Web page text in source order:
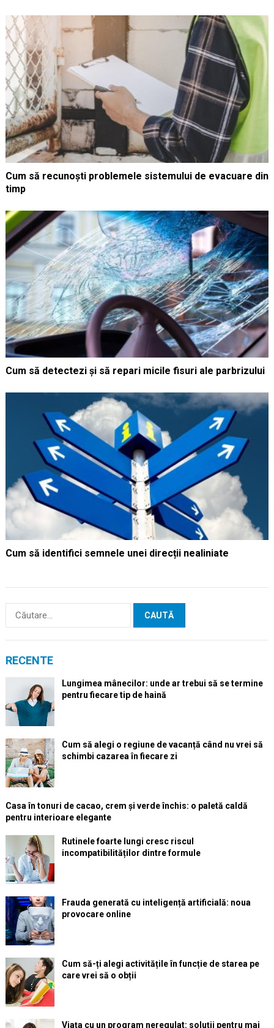
Cum să recunoști problemele sistemului de evacuare din
timp
Cum să detectezi și să repari micile fisuri ale parbrizului
Cum să identifici semnele unei direcții nealiniate
Caută
RECENTE
Lungimea mânecilor: unde ar trebui să se termine
pentru fiecare tip de haină
Cum să alegi o regiune de vacanță când nu vrei să
schimbi cazarea în fiecare zi
Casa în tonuri de cacao, crem și verde închis: o paletă caldă
pentru interioare elegante
Rutinele foarte lungi cresc riscul
incompatibilităților dintre formule
Frauda generată cu inteligență artificială: noua
provocare online
Cum să-ți alegi activitățile în funcție de starea pe
care vrei să o obții
Viața cu un program neregulat: soluții pentru mai